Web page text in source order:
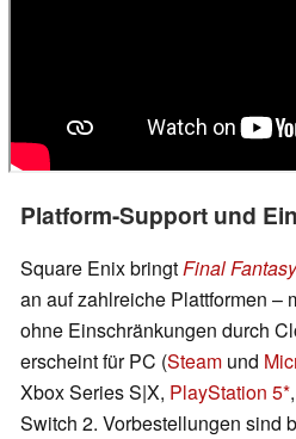
Platform-Support und
Square Enix bringtFinal
an auf zahlreiche Plattformen –
ohne Einschränkungen durch
erscheint für PC (Steam und
Xbox Series S|X, PlayStation 5
Switch 2. Vorbestellungen sind